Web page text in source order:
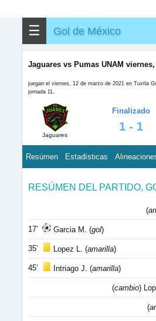
☰ Gol de México
Jaguares vs Pumas UNAM
juegan el viernes, 12 de marzo de 2021 en Tuxtla
jornada 11.
Jaguares
Finalizado
1 - 1
Resúmen Estadísticas
RESÚMEN DEL PARTIDO,
(
17’ Garcia M. (gol)
35’ Lopez L. (amarilla)
45’ Intriago J. (amarilla)
(cambio)
(